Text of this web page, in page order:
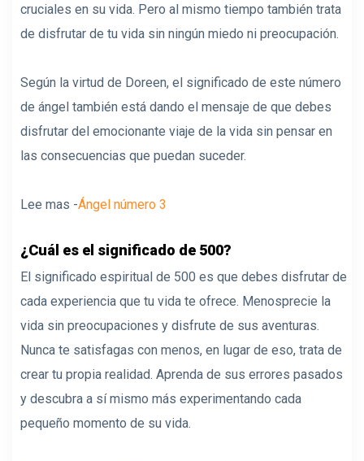
cruciales en su vida. Pero al mismo tiempo también trata
de disfrutar de tu vida sin ningún miedo ni preocupación.
Según la virtud de Doreen, el significado de este número
de ángel también está dando el mensaje de que debes
disfrutar del emocionante viaje de la vida sin pensar en
las consecuencias que puedan suceder.
Lee mas -Ángel número 3
¿Cuál es el significado de 500?
El significado espiritual de 500 es que debes disfrutar de
cada experiencia que tu vida te ofrece. Menosprecie la
vida sin preocupaciones y disfrute de sus aventuras.
Nunca te satisfagas con menos, en lugar de eso, trata de
crear tu propia realidad. Aprenda de sus errores pasados ​​
y descubra a sí mismo más experimentando cada
pequeño momento de su vida.